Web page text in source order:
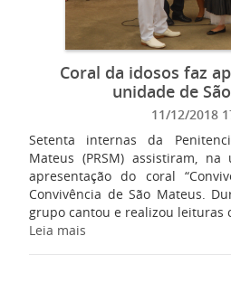
Coral da idosos faz
unidade de
11/12/2018
Setenta internas da
Mateus (PRSM) assistiram,
apresentação do coral
Convivência de São Mateus.
grupo cantou e realizou leituras
Leia mais